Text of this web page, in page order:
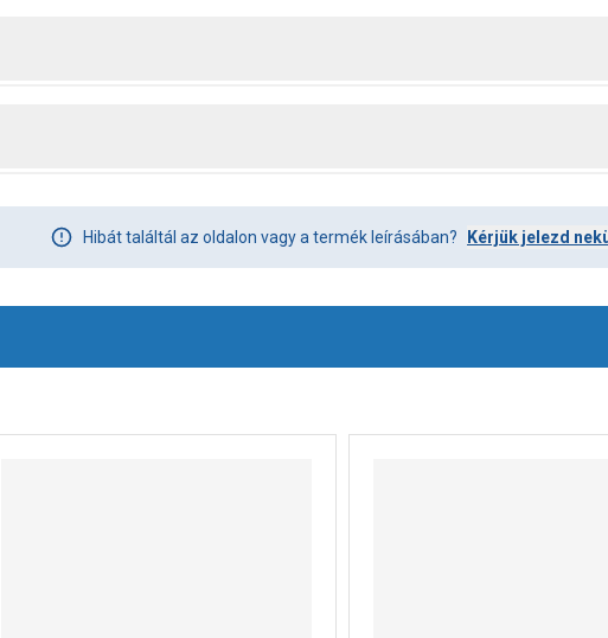
Hibát találtál az oldalon vagy a termék leírásában? Kérjük jelezd